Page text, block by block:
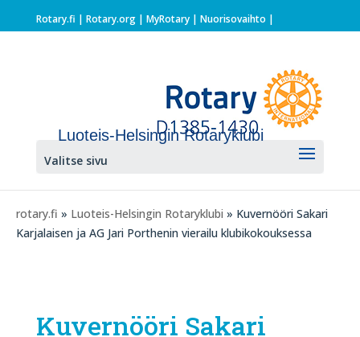
Rotary.fi | Rotary.org| MyRotary | Nuorisovaihto |
Luoteis-Helsingin Rotaryklubi
Valitse sivu
rotary.fi » Luoteis-Helsingin Rotaryklubi » Kuvernööri Sakari
Karjalaisen ja AG Jari Porthenin vierailu klubikokouksessa
Kuvernööri Sakari